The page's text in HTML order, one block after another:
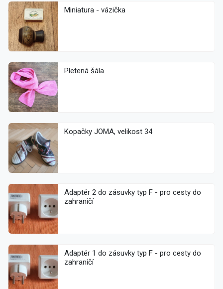
Miniatura - vázička
Pletená šála
Kopačky JOMA, velikost 34
Adaptér 2 do zásuvky typ F - pro cesty do
zahraničí
Adaptér 1 do zásuvky typ F - pro cesty do
zahraničí